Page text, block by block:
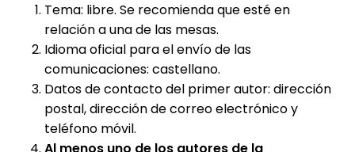
Tema: libre. Se recomienda que esté en
relación a una de las mesas.
Idioma oficial para el envío de las
comunicaciones: castellano.
Datos de contacto del primer autor: dirección
postal, dirección de correo electrónico y
teléfono móvil.